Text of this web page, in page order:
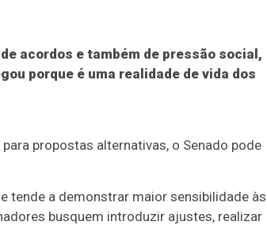
acordos e também de pressão social,
porque é uma realidade de vida dos
propostas alternativas, o Senado pode
tende a demonstrar maior sensibilidade às
busquem introduzir ajustes, realizar